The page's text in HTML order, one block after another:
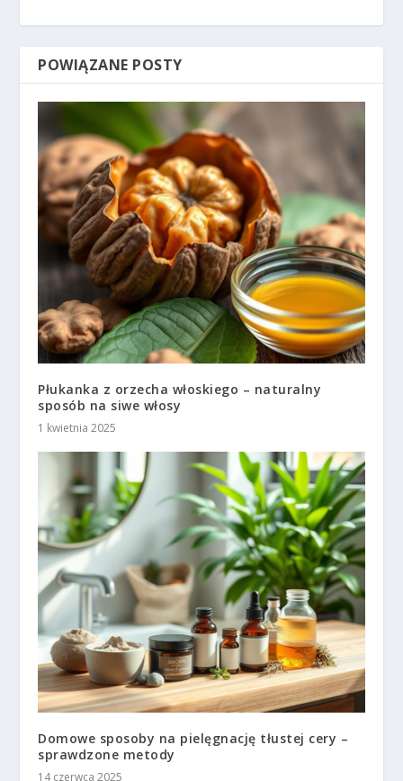
POWIĄZANE POSTY
Płukanka z orzecha włoskiego – naturalny
sposób na siwe włosy
1 kwietnia 2025
Domowe sposoby na pielęgnację tłustej cery –
sprawdzone metody
14 czerwca 2025